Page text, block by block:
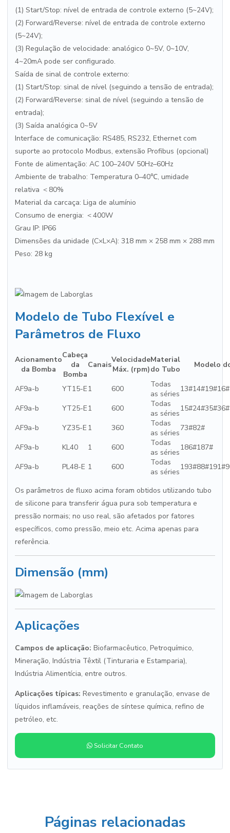
(1) Start/Stop: nível de entrada de controle externo (5~24V);
(2) Forward/Reverse: nível de entrada de controle externo
(5~24V);
(3) Regulação de velocidade: analógico 0~5V, 0~10V,
4~20mA pode ser configurado.
Saída de sinal de controle externo:
(1) Start/Stop: sinal de nível (seguindo a tensão de entrada);
(2) Forward/Reverse: sinal de nível (seguindo a tensão de
entrada);
(3) Saída analógica 0~5V
Interface de comunicação: RS485, RS232, Ethernet com
suporte ao protocolo Modbus, extensão Profibus (opcional)
Fonte de alimentação: AC 100–240V 50Hz–60Hz
Ambiente de trabalho: Temperatura 0–40℃, umidade
relativa ＜80%
Material da carcaça: Liga de alumínio
Consumo de energia: ＜400W
Grau IP: IP66
Dimensões da unidade (C×L×A): 318 mm × 258 mm × 288 mm
Peso: 28 kg
Modelo de Tubo Flexível e
Parâmetros de Fluxo
Acionamento
da Bomba
Cabeça
da
Bomba
Canais
Velocidade
Máx. (rpm)
Material
do Tubo
Modelo
AF9a-b YT15-E1 600
Todas
as séries
AF9a-b
YT25-E1 600
Todas
as séries
15#24#35#36#
AF9a-b
YZ35-E 1 360
Todas
as séries
73#82#
AF9a-b
KL40 1 600
Todas
as séries
186#187#
AF9a-b
PL48-E 1 600
Todas
as séries
Os parâmetros de fluxo acima foram obtidos utilizando tubo
de silicone para transferir água pura sob temperatura e
pressão normais; no uso real, são afetados por fatores
específicos, como pressão, meio etc. Acima apenas para
referência.
Dimensão (mm)
Aplicações
Campos de aplicação: Biofarmacêutico, Petroquímico,
Mineração, Indústria Têxtil (Tinturaria e Estamparia),
Indústria Alimentícia, entre outros.
Aplicações típicas: Revestimento e granulação, envase de
líquidos inflamáveis, reações de síntese química, refino de
petróleo, etc.
Solicitar Contato
Páginas relacionadas